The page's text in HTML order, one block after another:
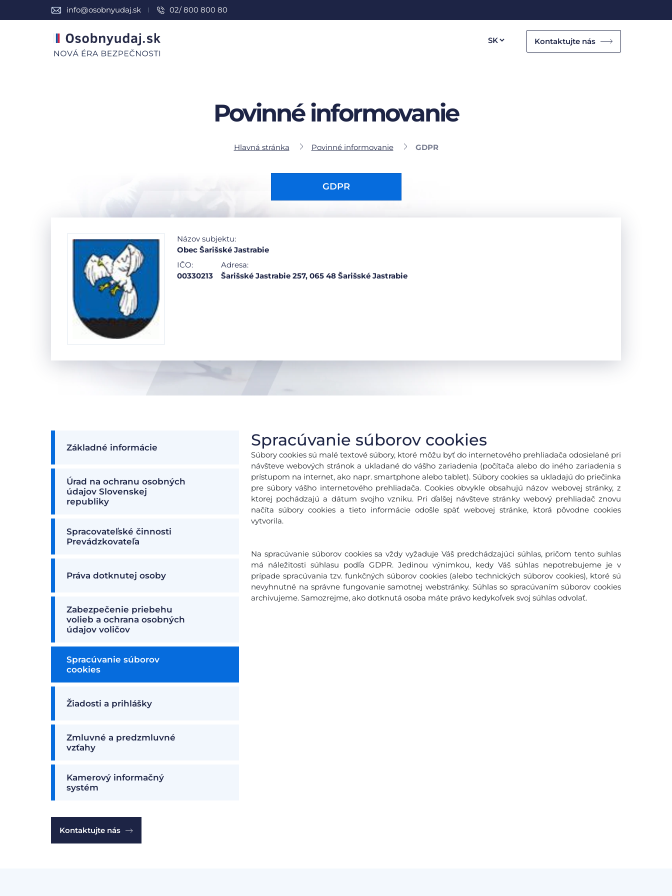
info@osobnyudaj.sk 02/ 800 800 80
Kontaktujte nás
Povinné informovanie
Hlavná stránka Povinné informovanie GDPR
GDPR
Názov subjektu:
Obec Šarišské Jastrabie
IČO:
00330213
Adresa:
Šarišské Jastrabie 257, 065 48 Šarišské Jastrabie
Základné informácie
Úrad na ochranu osobných
údajov Slovenskej
republiky
Spracovateľské činnosti
Prevádzkovateľa
Práva dotknutej osoby
Zabezpečenie priebehu
volieb a ochrana osobných
údajov voličov
Spracúvanie súborov
cookies
Žiadosti a prihlášky
Zmluvné a predzmluvné
vzťahy
Kamerový informačný
systém
Kontaktujte nás
Spracúvanie súborov cookies
Súbory cookies sú malé textové súbory, ktoré môžu byť do internetového prehliadača odosielané pri
návšteve webových stránok a ukladané do vášho zariadenia (počítača alebo do iného zariadenia s
prístupom na internet, ako napr. smartphone alebo tablet). Súbory cookies sa ukladajú do priečinka
pre súbory vášho internetového prehliadača. Cookies obvykle obsahujú názov webovej stránky, z
ktorej pochádzajú a dátum svojho vzniku. Pri ďalšej návšteve stránky webový prehliadač znovu
načíta súbory cookies a tieto informácie odošle späť webovej stránke, ktorá pôvodne cookies
vytvorila.
Na spracúvanie súborov cookies sa vždy vyžaduje Váš predchádzajúci súhlas, pričom tento suhlas
má náležitosti súhlasu podľa GDPR. Jedinou výnimkou, kedy Váš súhlas nepotrebujeme je v
prípade spracúvania tzv. funkčných súborov cookies (alebo technických súborov cookies), ktoré sú
nevyhnutné na správne fungovanie samotnej webstránky. Súhlas so spracúvaním súborov cookies
archivujeme. Samozrejme, ako dotknutá osoba máte právo kedykoľvek svoj súhlas odvolať.